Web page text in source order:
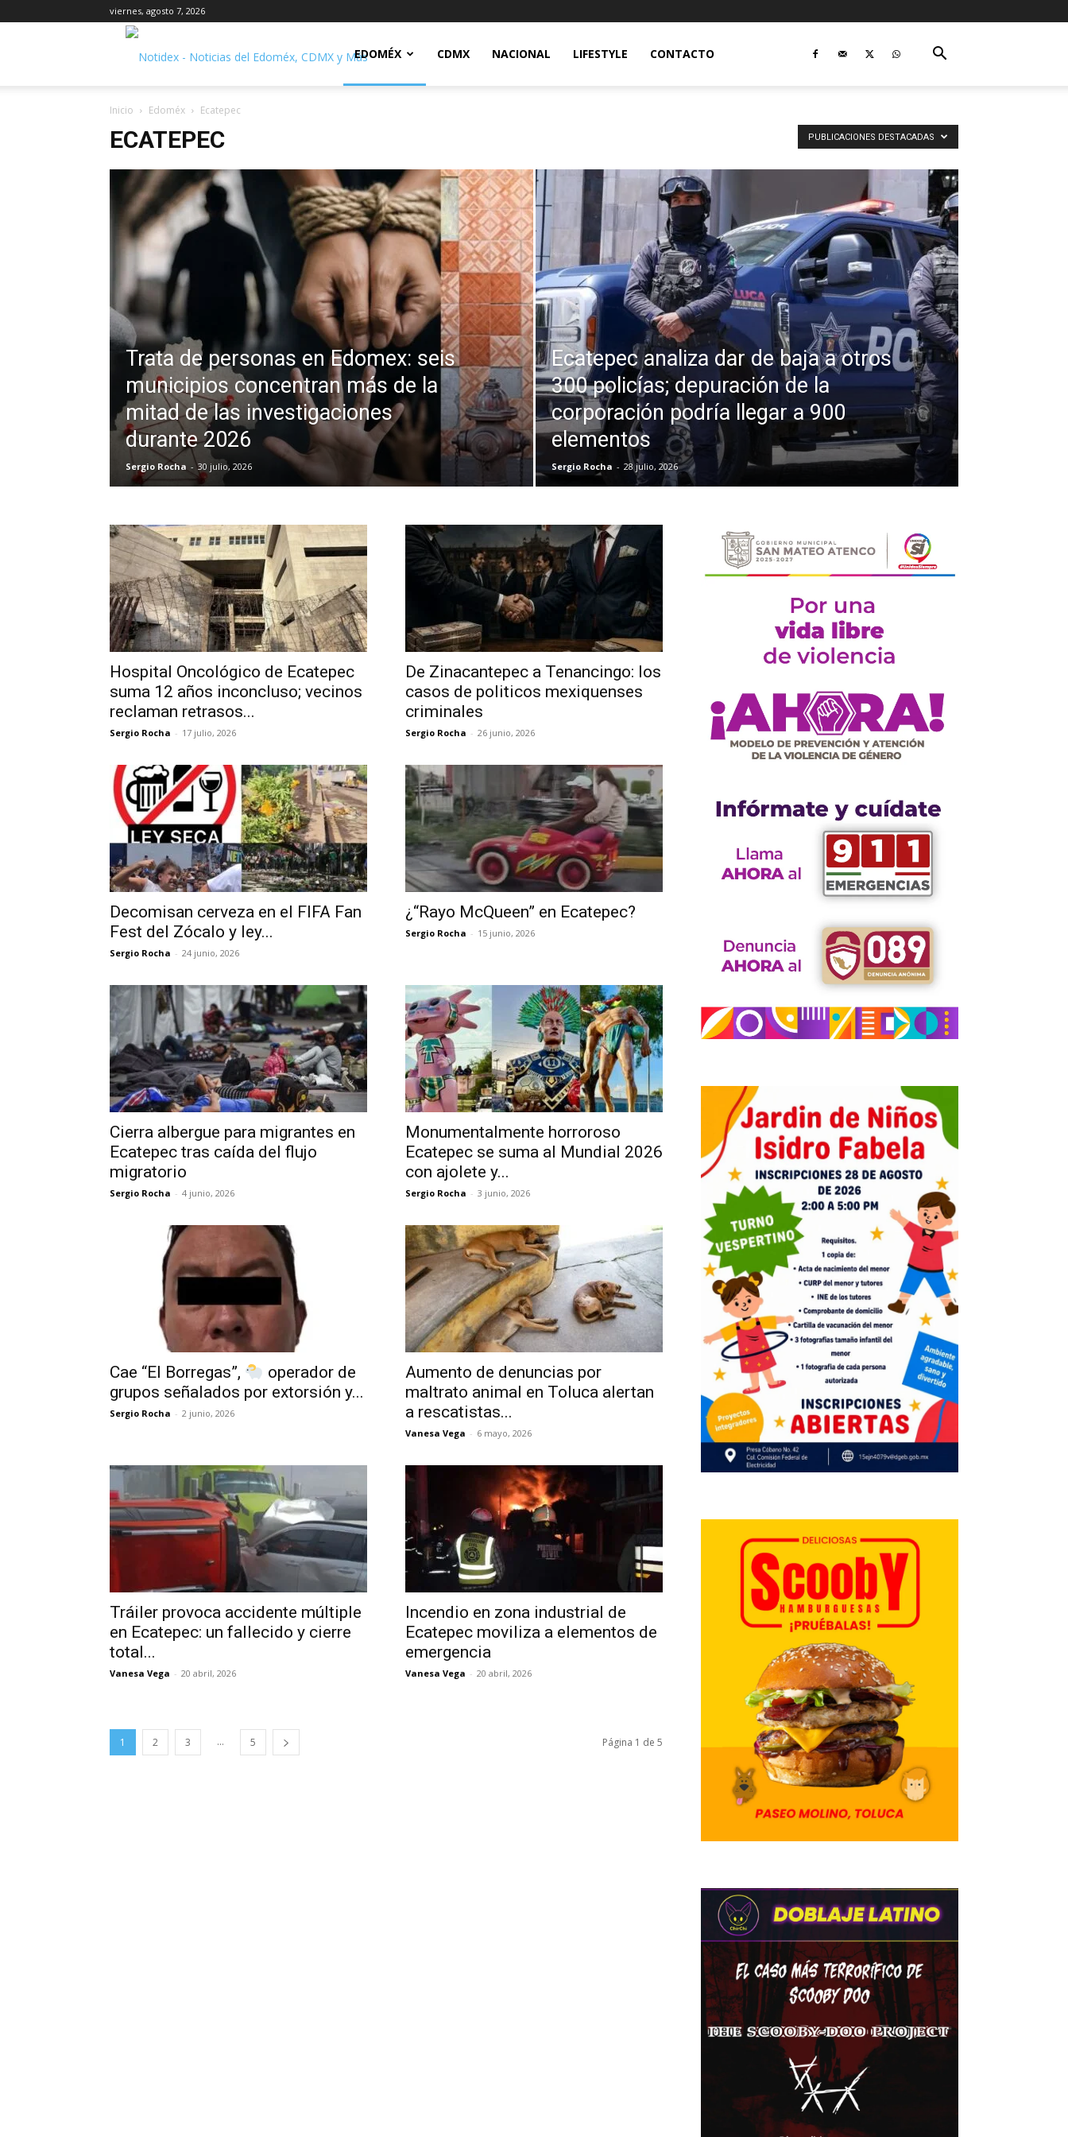
viernes, agosto 7, 2026
Notidex
EDOMÉX CDMX NACIONAL LIFESTYLE CONTACTO
Inicio Edoméx Ecatepec
ECATEPEC PUBLICACIONES DESTACADAS
Trata de personas en Edomex: seis
municipios concentran más de la
mitad de las investigaciones
durante 2026
Sergio Rocha - 30 julio, 2026
Ecatepec analiza dar de baja a otros
300 policías; depuración de la
corporación podría llegar a 900
elementos
Sergio Rocha - 28 julio, 2026
Hospital Oncológico de Ecatepec
suma 12 años inconcluso; vecinos
reclaman retrasos...
Sergio Rocha - 17 julio, 2026
De Zinacantepec a Tenancingo: los
casos de politicos mexiquenses
criminales
Sergio Rocha - 26 junio, 2026
Decomisan cerveza en el FIFA Fan
Fest del Zócalo y ley...
Sergio Rocha - 24 junio, 2026
¿“Rayo McQueen” en Ecatepec?
Sergio Rocha - 15 junio, 2026
Cierra albergue para migrantes en
Ecatepec tras caída del flujo
migratorio
Sergio Rocha - 4 junio, 2026
Monumentalmente horroroso
Ecatepec se suma al Mundial 2026
con ajolete y...
Sergio Rocha - 3 junio, 2026
Cae “El Borregas”,
operador de
grupos señalados por extorsión y...
Sergio Rocha - 2 junio, 2026
Aumento de denuncias por
maltrato animal en Toluca alertan
a rescatistas...
Vanesa Vega - 6 mayo, 2026
Tráiler provoca accidente múltiple
en Ecatepec: un fallecido y cierre
total...
Vanesa Vega - 20 abril, 2026
Incendio en zona industrial de
Ecatepec moviliza a elementos de
emergencia
Vanesa Vega - 20 abril, 2026
1 2 3 ... 5 Página 1 de 5